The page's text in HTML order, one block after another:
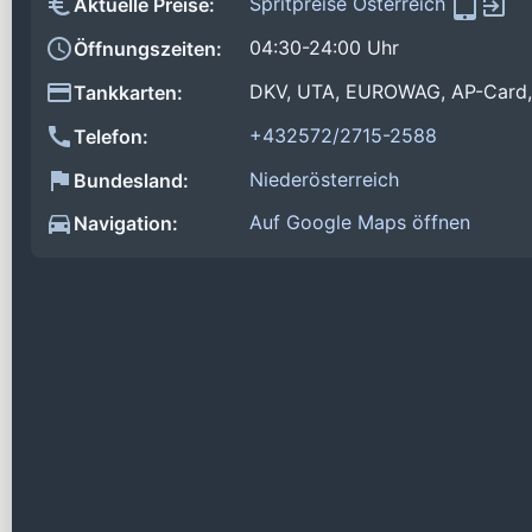
Aktuelle Preise:
Öffnungszeiten:
04:30-24:00 Uhr
Tankkarten:
DKV, UTA, EUROWAG, AP-
Telefon:
+432572/2715-2588
Bundesland:
Niederösterreich
Navigation:
Auf Google Maps öffnen